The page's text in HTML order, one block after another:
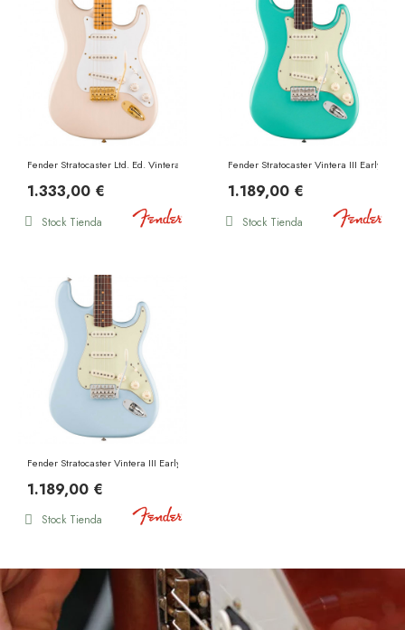
Fender Stratocaster Ltd. Ed. Vintera III Late 50s MN White Blonde
1.333,00 €
Stock Tienda
Fender Stratocaster Vintera III Early 60s
1.189,00 €
Stock Tienda
Fender Stratocaster Vintera III Early 60s RW Sonic Blue
1.189,00 €
Stock Tienda